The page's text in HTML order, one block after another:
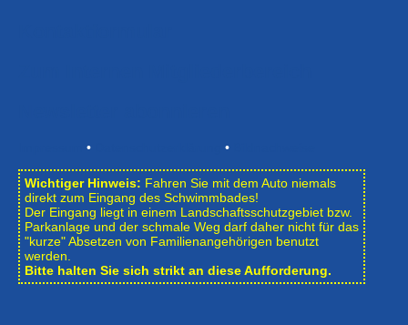
• •
Wichtiger Hinweis: Fahren Sie mit dem Auto niemals
direkt zum Eingang des Schwimmbades!
Der Eingang liegt in einem Landschafts­schutzgebiet bzw.
Park­anlage und der schmale Weg darf daher nicht für das
"kurze" Absetzen von Familienangehörigen benutzt
werden.
Bitte halten Sie sich strikt an diese Aufforderung.